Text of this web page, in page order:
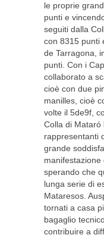
le proprie
punti e
seguiti dalla
con 8315 punti
de Tarragona,
punti. Con i
collaborato a
cioè con due
manilles, cioè
volte il 5de9f,
Colla di Mataró
rappresentanti
grande
manifestazione
sperando che
lunga serie di
Mataresos.
tornati a casa
bagaglio
contribuire a